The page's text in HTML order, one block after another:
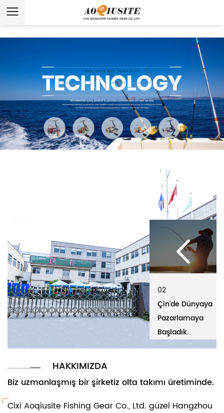
02
Çin'de Dünyaya
Pazarlamaya
01
Cixi Aoqiusit
Fishing Gear Co.,
02
Çin'de Dünyaya
Pazarlamaya
Başladık.
HAKKIMIZDA
Biz uzmanlaşmış bir şirketiz olta takımı üretiminde.
Cixi Aoqiusite Fishing Gear Co., Ltd. güzel Hangzhou